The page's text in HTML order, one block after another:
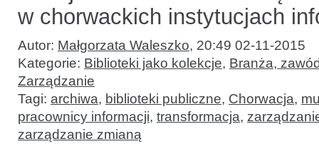
w chorwackich instytucjach
Autor: Małgorzata Waleszko, 20:49 02-11-2015
Kategorie: Biblioteki jako kolekcje, Branża,
Zarządzanie
Tagi: archiwa, biblioteki publiczne, Chorwacja,
pracownicy informacji, transformacja,
zarządzanie zmianą